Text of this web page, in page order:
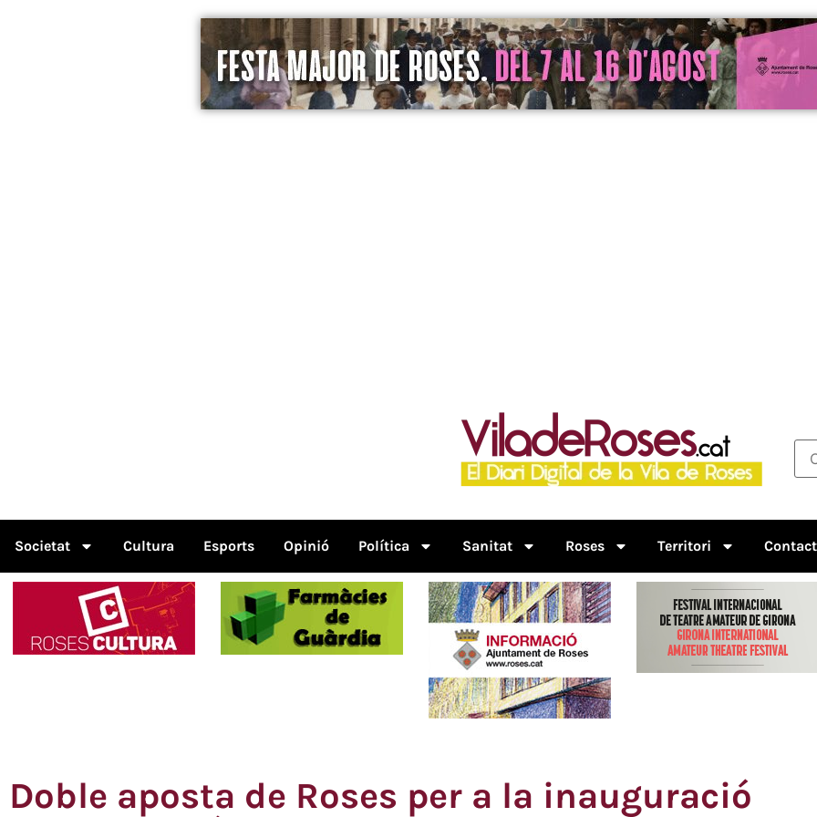
Societat Cultura Esports Opinió Política Sanitat Roses Territori
Doble aposta de Roses per a la inauguració